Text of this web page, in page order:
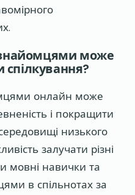
може
онлайн може
і покращити
низького
залучати різні
мовні навички та
в спільнотах за